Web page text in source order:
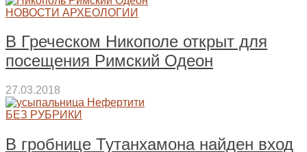
НОВОСТИ АРХЕОЛОГИИ
В Греческом Никополе открыт для
посещения Римский Одеон
27.03.2018
БЕЗ РУБРИКИ
В гробнице Тутанхамона найден вход